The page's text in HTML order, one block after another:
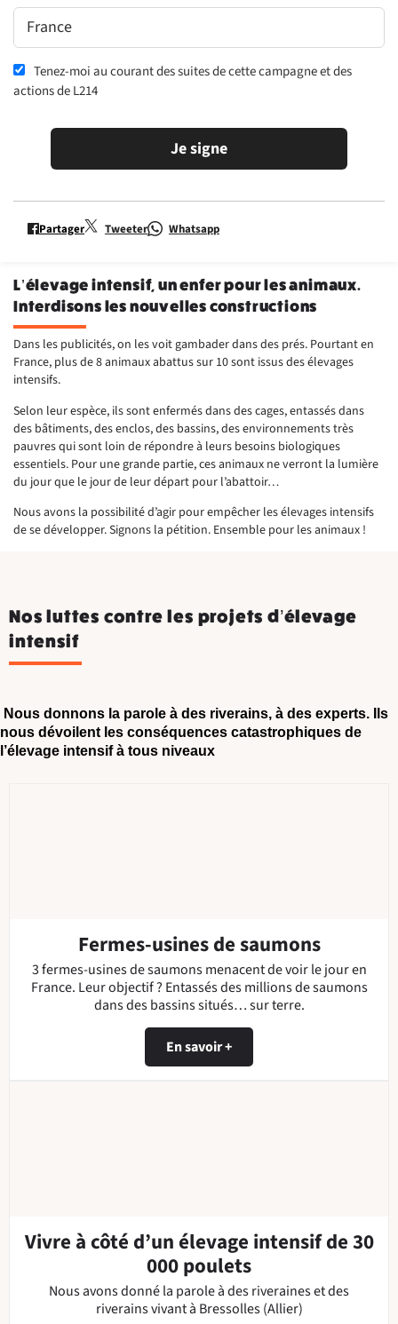
L’élevage intensif, un enfer pour les animaux.
Interdisons les nouvelles constructions
Dans les publicités, on les voit gambader dans des prés. Pourtant en
France, plus de 8 animaux abattus sur 10 sont issus des élevages
intensifs.
Selon leur espèce, ils sont enfermés dans des cages, entassés dans
des bâtiments, des enclos, des bassins, des environnements très
pauvres qui sont loin de répondre à leurs besoins biologiques
essentiels. Pour une grande partie, ces animaux ne verront la lumière
du jour que le jour de leur départ pour l’abattoir…
Nous avons la possibilité d’agir pour empêcher les élevages intensifs
de se développer. Signons la pétition. Ensemble pour les animaux !
Tenez-moi au courant des suites de cette campagne et des
actions de L214
Je signe
Partager Tweeter Whatsapp
Nos luttes contre les projets d’élevage
intensif
Nous donnons la parole à des riverains, à des experts. Ils
nous dévoilent les conséquences catastrophiques de
l’élevage intensif à tous niveaux
Fermes-usines de saumons
3 fermes-usines de saumons menacent de voir le jour en
France. Leur objectif ? Entassés des millions de saumons
dans des bassins situés… sur terre.
En savoir +
Vivre à côté d’un élevage intensif de 30
000 poulets
Nous avons donné la parole à des riveraines et des
riverains vivant à Bressolles (Allier)